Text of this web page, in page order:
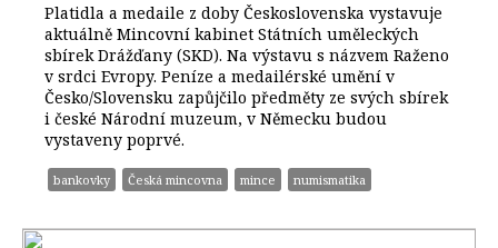
Platidla a medaile z doby Československa vystavuje
aktuálně Mincovní kabinet Státních uměleckých
sbírek Drážďany (SKD). Na výstavu s názvem Raženo
v srdci Evropy. Peníze a medailérské umění v
Česko/Slovensku zapůjčilo předměty ze svých sbírek
i české Národní muzeum, v Německu budou
vystaveny poprvé.
bankovky Česká mincovna mince numismatika